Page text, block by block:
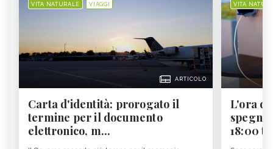
VITA NATURALE VIAGGI
ARTICOLO
Carta d'identità: prorogato il
termine per il documento
elettronico, m...
VITA
L'ora
18:00 ti